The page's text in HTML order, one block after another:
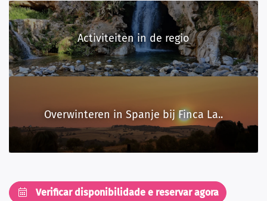
Activiteiten in de regio
Overwinteren in Spanje bij Finca La..
Verificar disponibilidade e reservar agora